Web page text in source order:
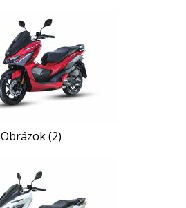
Obrázok (2)